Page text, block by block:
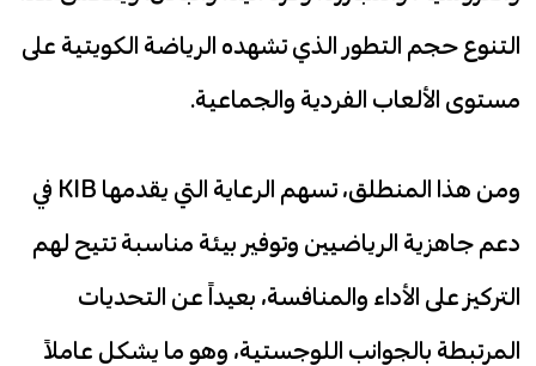
التنوع حجم التطور الذي تشهده الرياضة الكويتية على
مستوى الألعاب الفردية والجماعية.
ومن هذا المنطلق، تسهم الرعاية التي يقدمها KIB في
دعم جاهزية الرياضيين وتوفير بيئة مناسبة تتيح لهم
التركيز على الأداء والمنافسة، بعيداً عن التحديات
المرتبطة بالجوانب اللوجستية، وهو ما يشكل عاملاً